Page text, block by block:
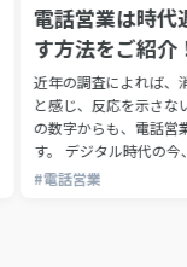
電話営業は時代
す方法をご紹介
近年の調査によれば、
と感じ、反応を示さな
の数字からも、電話営
す。 デジタル時代の
#電話営業